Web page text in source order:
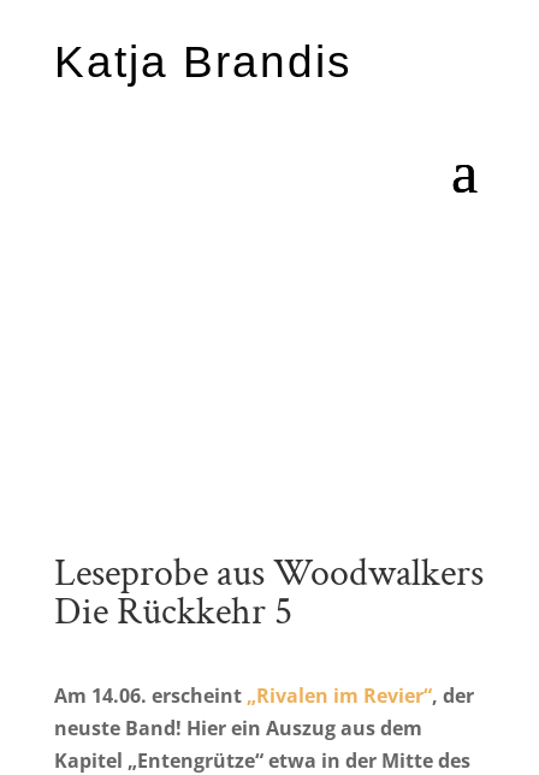
Katja Brandis
Leseprobe aus Woodwalkers
Die Rückkehr 5
Am 14.06. erscheint „Rivalen im Revier“, der
neuste Band! Hier ein Auszug aus dem
Kapitel „Entengrütze“ etwa in der Mitte des